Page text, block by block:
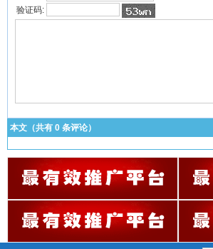
验证码:
本文（共有 0 条评论）